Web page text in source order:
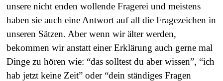
unsere nicht enden wollende Fragerei und meistens
haben sie auch eine Antwort auf all die Fragezeichen in
unseren Sätzen. Aber wenn wir älter werden,
bekommen wir anstatt einer Erklärung auch gerne mal
Dinge zu hören wie: “das solltest du aber wissen”, “ich
hab jetzt keine Zeit” oder “dein ständiges Fragen